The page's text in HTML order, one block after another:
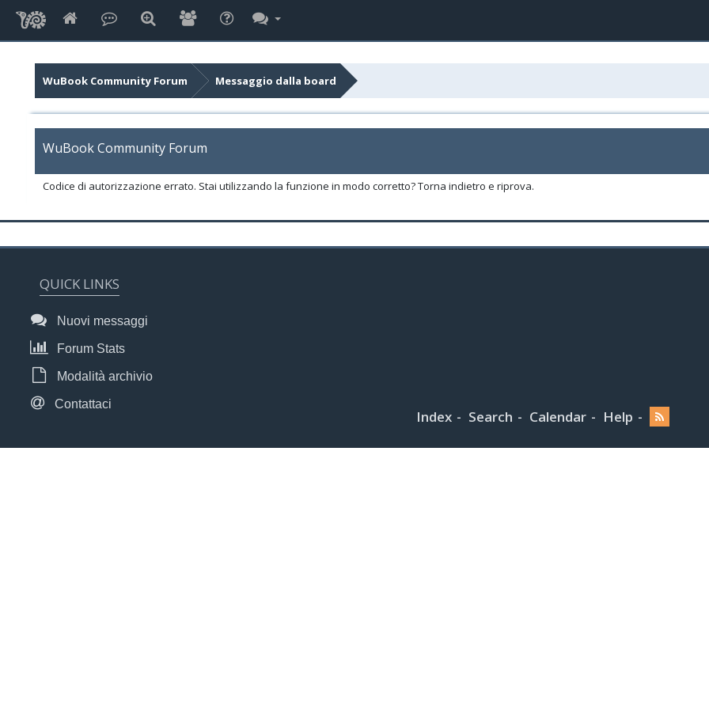
WuBook Community Forum Messaggio dalla board
WuBook Community Forum
Codice di autorizzazione errato. Stai utilizzando la funzione in modo corretto? Torna indietro e riprova.
QUICK LINKS
Nuovi messaggi
Forum Stats
Modalità archivio
Contattaci
Index Search Calendar Help